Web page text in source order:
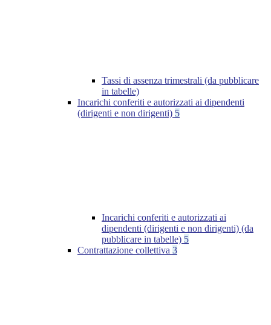
Tassi di assenza trimestrali (da pubblicare
in tabelle)
Incarichi conferiti e autorizzati ai dipendenti
(dirigenti e non dirigenti) 5
Incarichi conferiti e autorizzati ai
dipendenti (dirigenti e non dirigenti) (da
pubblicare in tabelle) 5
Contrattazione collettiva 3